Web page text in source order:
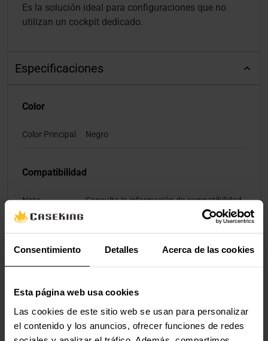
Consentimiento Detalles Acerca de las cookies
Esta página web usa cookies
Las cookies de este sitio web se usan para personalizar
el contenido y los anuncios, ofrecer funciones de redes
Es la solución ideal para configuraciones que no
utilizan un cockpit dedicado.
Especificaciones
Color
Color Principal Negro
Compatibilidad
Nota -
Compatibilidad
Consulta la información de compatibilidad
del fabricante. Puedes encontrar un
resumen actualizado en el sitio web del